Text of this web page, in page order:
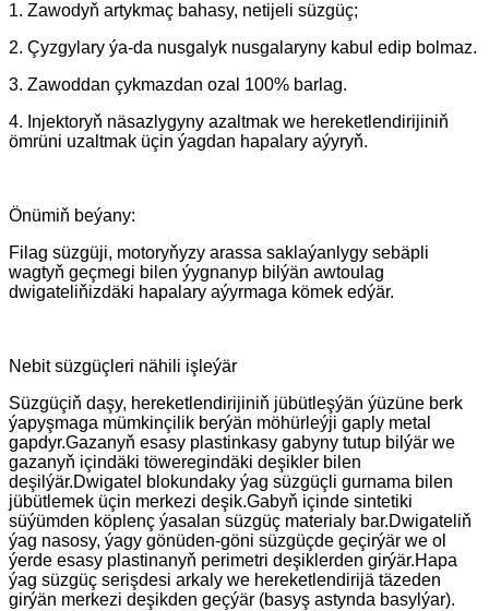
1. Zawodyň artykmaç bahasy, netijeli süzgüç;
2. Çyzgylary ýa-da nusgalyk nusgalaryny kabul edip bolmaz.
3. Zawoddan çykmazdan ozal 100% barlag.
4. Injektoryň näsazlygyny azaltmak we hereketlendirijiniň
ömrüni uzaltmak üçin ýagdan hapalary aýyryň.
Önümiň beýany:
Filag süzgüji, motoryňyzy arassa saklaýanlygy sebäpli
wagtyň geçmegi bilen ýygnanyp bilýän awtoulag
dwigateliňizdäki hapalary aýyrmaga kömek edýär.
Nebit süzgüçleri nähili işleýär
Süzgüçiň daşy, hereketlendirijiniň jübütleşýän ýüzüne berk
ýapyşmaga mümkinçilik berýän möhürleýji gaply metal
gapdyr.Gazanyň esasy plastinkasy gabyny tutup bilýär we
gazanyň içindäki töweregindäki deşikler bilen
deşilýär.Dwigatel blokundaky ýag süzgüçli gurnama bilen
jübütlemek üçin merkezi deşik.Gabyň içinde sintetiki
süýümden köplenç ýasalan süzgüç materialy bar.Dwigateliň
ýag nasosy, ýagy gönüden-göni süzgüçde geçirýär we ol
ýerde esasy plastinanyň perimetri deşiklerden girýär.Hapa
ýag süzgüç serişdesi arkaly we hereketlendirijä täzeden
girýän merkezi deşikden geçýär (basyş astynda basylýar).